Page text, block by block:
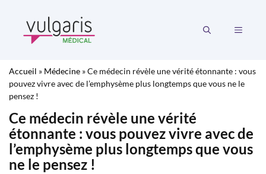
contenu
MENU
Accueil » Médecine »Ce médecin révèle une vérité étonnante : vous
pouvez vivre avec de l’emphysème plus longtemps que vous ne le
pensez !
Ce médecin révèle une vérité
étonnante : vous pouvez vivre avec de
l’emphysème plus longtemps que vous
ne le pensez !